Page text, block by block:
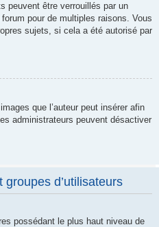
peuvent être verrouillés par un
pour de multiples raisons. Vous
sujets, si cela a été autorisé par
que l’auteur peut insérer afin
administrateurs peuvent désactiver
d’utilisateurs
possédant le plus haut niveau de